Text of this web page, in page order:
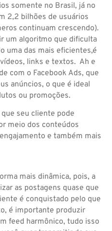
somente no Brasil, já no
2,2 bilhões de usuários
continuam crescendo).
um algoritmo que dificulta
uma das mais eficientes,é
links e textos. Ah e
com o Facebook Ads, que
anúncios, o que é ideal
ou promoções.
seu cliente pode
meio dos conteúdos
e também mais
mais dinâmica, pois, a
as postagens quase que
é conquistado pelo que
é importante produzir
feed harmônico, tudo isso